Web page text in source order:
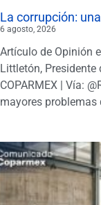
La corrupción:
6 agosto, 2026
Artículo de Opinión
Littletón, Presidente
COPARMEX | Vía:
mayores problemas